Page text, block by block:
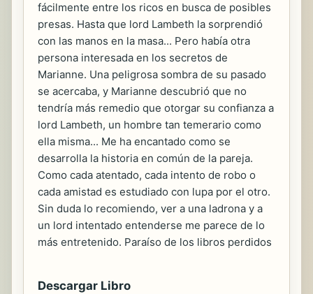
fácilmente entre los ricos en busca de posibles
presas. Hasta que lord Lambeth la sorprendió
con las manos en la masa... Pero había otra
persona interesada en los secretos de
Marianne. Una peligrosa sombra de su pasado
se acercaba, y Marianne descubrió que no
tendría más remedio que otorgar su confianza a
lord Lambeth, un hombre tan temerario como
ella misma... Me ha encantado como se
desarrolla la historia en común de la pareja.
Como cada atentado, cada intento de robo o
cada amistad es estudiado con lupa por el otro.
Sin duda lo recomiendo, ver a una ladrona y a
un lord intentado entenderse me parece de lo
más entretenido. Paraíso de los libros perdidos
Descargar Libro